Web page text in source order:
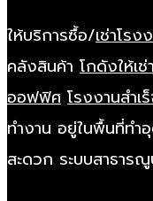
ให้บริการซื้อ/เช่าโรง
คลังสินค้า โกดังให้เช่
ออฟฟิศ โรงงานสำเ
ทำงาน อยู่ในพื้นที่ทำ
สะดวก ระบบสาธาร